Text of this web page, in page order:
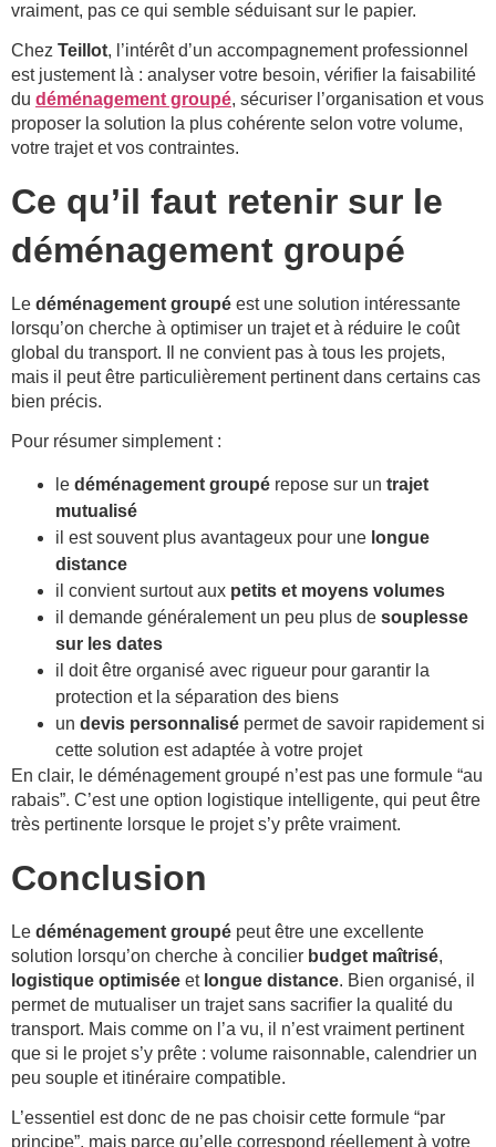
vraiment, pas ce qui semble séduisant sur le papier.
Chez Teillot, l’intérêt d’un accompagnement professionnel
est justement là : analyser votre besoin, vérifier la faisabilité
du déménagement groupé, sécuriser l’organisation et vous
proposer la solution la plus cohérente selon votre volume,
votre trajet et vos contraintes.
Ce qu’il faut retenir sur le
déménagement groupé
Le déménagement groupé est une solution intéressante
lorsqu’on cherche à optimiser un trajet et à réduire le coût
global du transport. Il ne convient pas à tous les projets,
mais il peut être particulièrement pertinent dans certains cas
bien précis.
Pour résumer simplement :
le déménagement groupé repose sur un trajet
mutualisé
il est souvent plus avantageux pour une longue
distance
il convient surtout aux petits et moyens volumes
il demande généralement un peu plus de souplesse
sur les dates
il doit être organisé avec rigueur pour garantir la
protection et la séparation des biens
un devis personnalisé permet de savoir rapidement si
cette solution est adaptée à votre projet
En clair, le déménagement groupé n’est pas une formule “au
rabais”. C’est une option logistique intelligente, qui peut être
très pertinente lorsque le projet s’y prête vraiment.
Conclusion
Le déménagement groupé peut être une excellente
solution lorsqu’on cherche à concilier budget maîtrisé,
logistique optimisée et longue distance. Bien organisé, il
permet de mutualiser un trajet sans sacrifier la qualité du
transport. Mais comme on l’a vu, il n’est vraiment pertinent
que si le projet s’y prête : volume raisonnable, calendrier un
peu souple et itinéraire compatible.
L’essentiel est donc de ne pas choisir cette formule “par
principe”, mais parce qu’elle correspond réellement à votre